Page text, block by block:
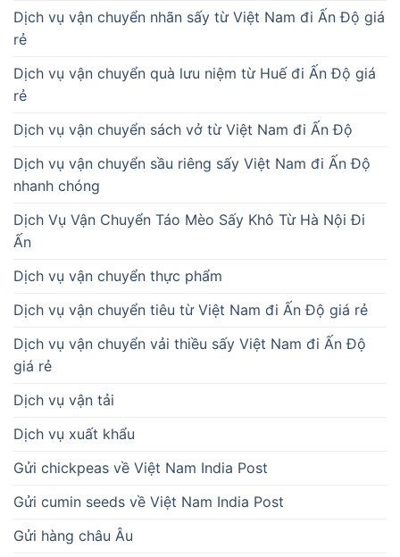
Dịch vụ vận chuyển nhãn sấy từ Việt Nam đi Ấn Độ giá
rẻ
Dịch vụ vận chuyển quà lưu niệm từ Huế đi Ấn Độ giá
rẻ
Dịch vụ vận chuyển sách vở từ Việt Nam đi Ấn Độ
Dịch vụ vận chuyển sầu riêng sấy Việt Nam đi Ấn Độ
nhanh chóng
Dịch Vụ Vận Chuyển Táo Mèo Sấy Khô Từ Hà Nội Đi
Ấn
Dịch vụ vận chuyển thực phẩm
Dịch vụ vận chuyển tiêu từ Việt Nam đi Ấn Độ giá rẻ
Dịch vụ vận chuyển vải thiều sấy Việt Nam đi Ấn Độ
giá rẻ
Dịch vụ vận tải
Dịch vụ xuất khẩu
Gửi chickpeas về Việt Nam India Post
Gửi cumin seeds về Việt Nam India Post
Gửi hàng châu Âu